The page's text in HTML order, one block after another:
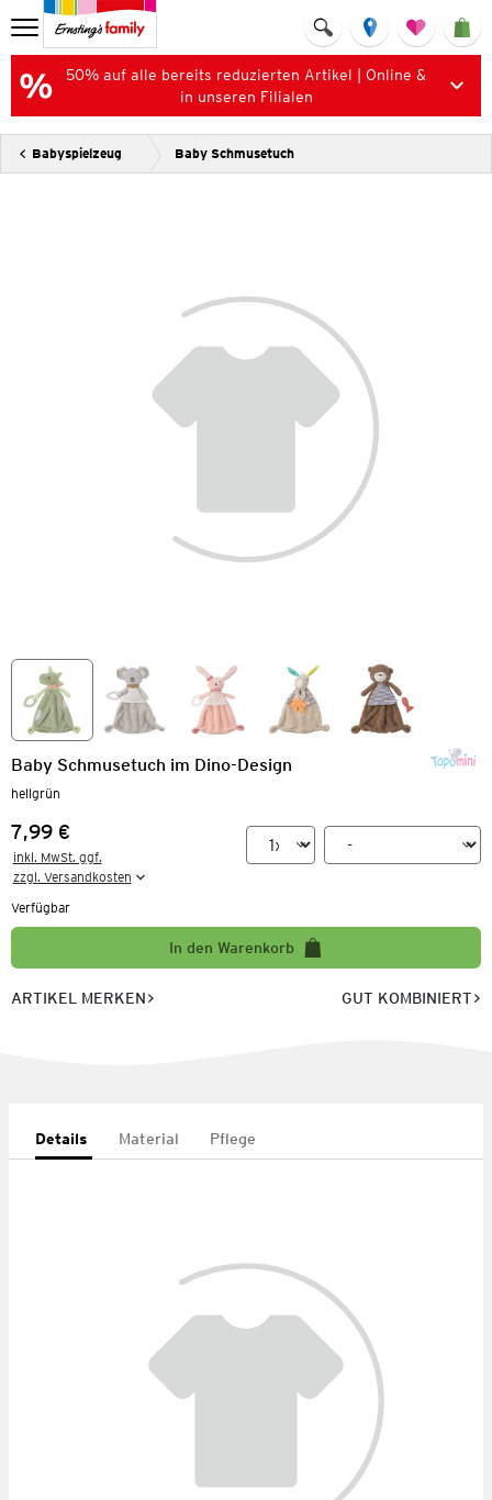
50% auf alle bereits reduzierten Artikel | Online &
in unseren Filialen
Babyspielzeug Baby Schmusetuch
Baby Schmusetuch im Dino-Design
hellgrün
Preis:
7,99 €
inkl. MwSt. ggf.
zzgl. Versandkosten
Verfügbar
In den Warenkorb
ARTIKEL MERKEN GUT KOMBINIERT
Details Material Pflege